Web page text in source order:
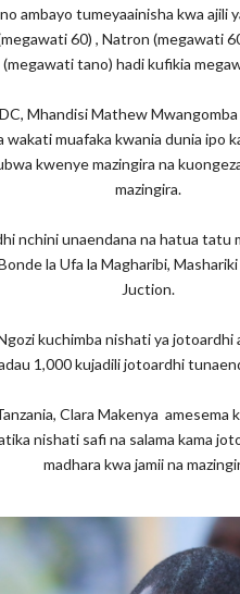
ambayo tumeyaainisha kwa ajili
60) , Natron (megawati
(megawati tano) hadi kufikia
Mhandisi Mathew
muafaka kwania dunia ipo
kwenye mazingira na
mazingira.
nchini unaendana na hatua tatu
la Ufa la Magharibi,
Juction.
kuchimba nishati ya
1,000 kujadili jotoardhi
Clara Makenya
nishati safi na salama kama
madhara kwa jamii na